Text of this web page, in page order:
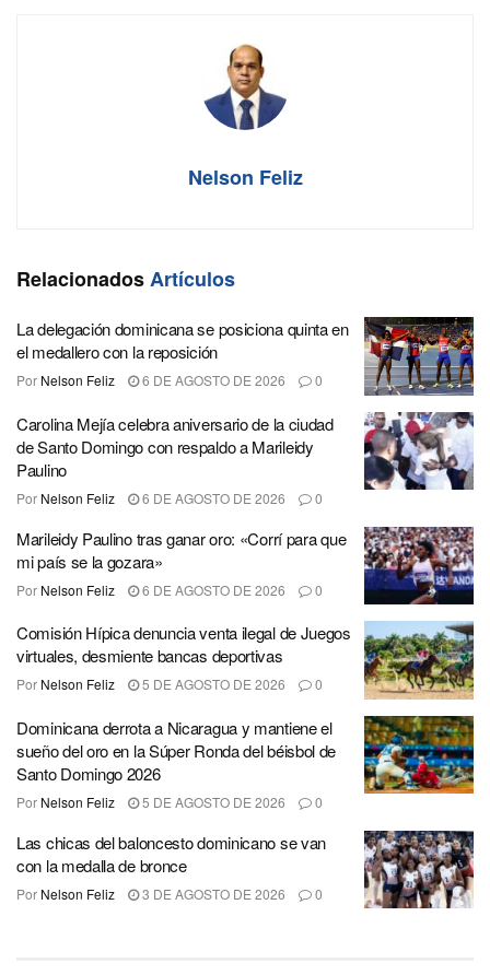
Nelson Feliz
RelacionadosArtículos
La delegación dominicana se posiciona quinta en
el medallero con la reposición
Por Nelson Feliz 6 DE AGOSTO DE 2026 0
Carolina Mejía celebra aniversario de la ciudad
de Santo Domingo con respaldo a Marileidy
Paulino
Por Nelson Feliz 6 DE AGOSTO DE 2026 0
Marileidy Paulino tras ganar oro: «Corrí para que
mi país se la gozara»
Por Nelson Feliz 6 DE AGOSTO DE 2026 0
Comisión Hípica denuncia venta ilegal de Juegos
virtuales, desmiente bancas deportivas
Por Nelson Feliz 5 DE AGOSTO DE 2026 0
Dominicana derrota a Nicaragua y mantiene el
sueño del oro en la Súper Ronda del béisbol de
Santo Domingo 2026
Por Nelson Feliz 5 DE AGOSTO DE 2026 0
Las chicas del baloncesto dominicano se van
con la medalla de bronce
Por Nelson Feliz 3 DE AGOSTO DE 2026 0